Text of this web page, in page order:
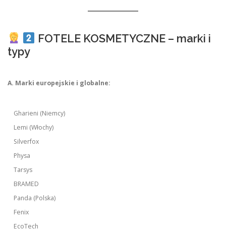
FOTELE KOSMETYCZNE – marki i
typy
A. Marki europejskie i globalne:
Gharieni (Niemcy)
Lemi (Włochy)
Silverfox
Physa
Tarsys
BRAMED
Panda (Polska)
Fenix
EcoTech